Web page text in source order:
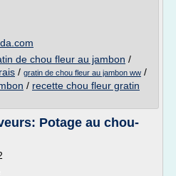
de chou fleur au jambon /
/ gratin de chou fleur au jambon ww /
/ recette chou fleur gratin
Potage au chou-